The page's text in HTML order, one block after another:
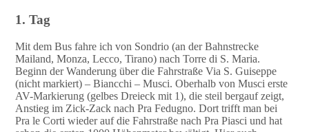
1. Tag
Mit dem Bus fahre ich von Sondrio (an der Bahnstrecke
Mailand, Monza, Lecco, Tirano) nach Torre di S. Maria.
Beginn der Wanderung über die Fahrstraße Via S. Guiseppe
(nicht markiert) – Biancchi – Musci. Oberhalb von Musci erste
AV-Markierung (gelbes Dreieck mit 1), die steil bergauf zeigt,
Anstieg im Zick-Zack nach Pra Fedugno. Dort trifft man bei
Pra le Corti wieder auf die Fahrstraße nach Pra Piasci und hat